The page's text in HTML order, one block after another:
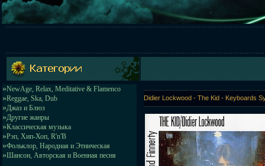
»NewAge, Relax, Meditative & Flamenco
»Reggae, Ska, Dub
»Джаз и Блюз
»Другие жанры
»Классическая музыка
»Рэп, Хип-Хоп, R'n'B
»Фольклор, Народная и Этническая
»Шансон, Авторская и Военная песня
Didier Lockwood - The Kid - Keyboards